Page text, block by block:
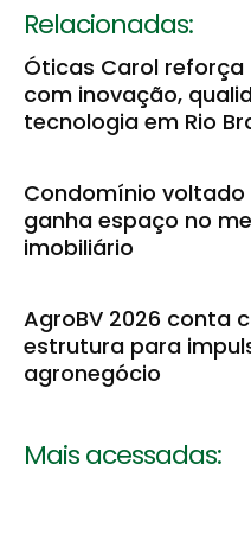
Relacionadas:
Óticas Carol
com inovação,
tecnologia em Rio
Condomínio voltado
ganha espaço no
imobiliário
AgroBV 2026 conta
estrutura para
agronegócio
Mais acessadas: